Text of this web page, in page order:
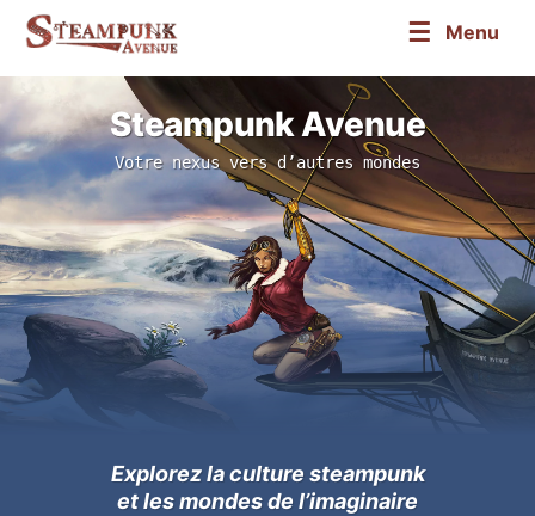
☰ Menu
Steampunk Avenue
Votre nexus vers d’autres mondes
Explorez la culture steampunk
et les mondes de l’imaginaire